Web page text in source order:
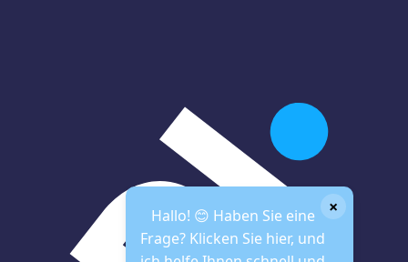
Hallo! 😊 Haben Sie eine
Frage? Klicken Sie hier, und
×